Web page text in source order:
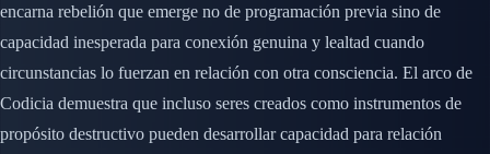
encarna rebelión que emerge no de programación previa sino de
capacidad inesperada para conexión genuina y lealtad cuando
circunstancias lo fuerzan en relación con otra consciencia. El arco de
Codicia demuestra que incluso seres creados como instrumentos de
propósito destructivo pueden desarrollar capacidad para relación